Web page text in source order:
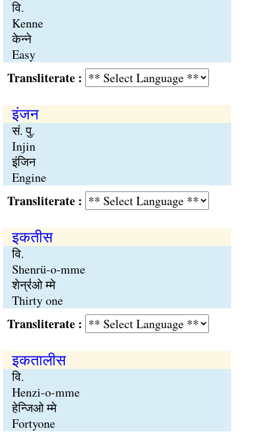
वि.
Kenne
केन्ने
Easy
:
इंजन
सं. पु.
Injin
इंजिन
Engine
:
इकतीस
वि.
Shenrü-o-mme
शेन्र॑ओ म्मे
Thirty one
:
इकतालीस
वि.
Henzi-o-mme
हेन्जिओ म्मे
Fortyone